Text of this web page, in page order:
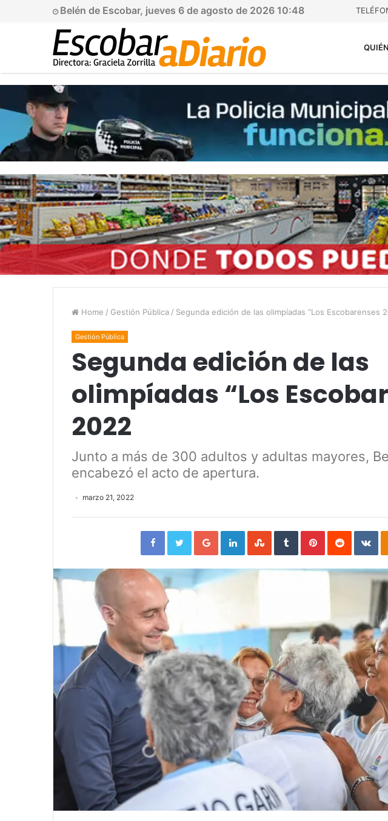
Belén de Escobar, jueves 6 de agosto de 2026 10:48
Home / Gestión Pública / Segunda edición de las olimpíadas “Los Escobarenses
Gestión Pública
Segunda edición de las
olimpíadas “Los
2022
Junto a más de 300 adultos y adultas mayores,
encabezó el acto de apertura.
marzo 21, 2022
FacebookTwitterGoogle+LinkedInStumbleUpon
TumblrPinterestReddit